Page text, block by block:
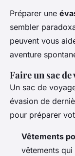
Préparer une
sembler
peuvent vous
aventure
Faire un sac
Un sac de
évasion de
pour préparer
Vêtements
vêtements